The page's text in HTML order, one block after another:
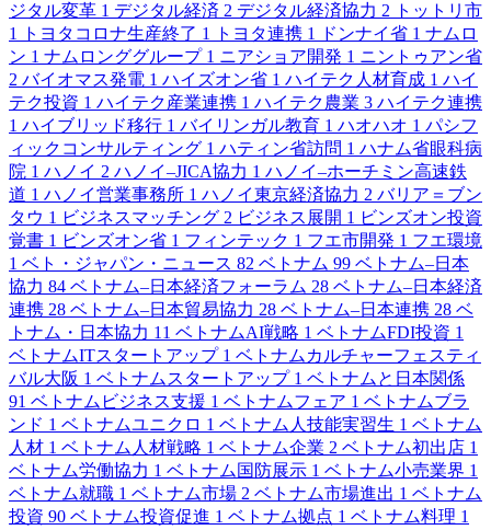
ジタル変革 1 デジタル経済 2 デジタル経済協力 2
トットリ市
1
トヨタコロナ生産終了 1 トヨタ連携 1 ドンナイ省 1 ナムロ
ン 1 ナムロンググループ 1 ニアショア開発 1 ニントゥアン省
2 バイオマス発電 1 ハイズオン省 1 ハイテク人材育成 1 ハイ
テク投資 1 ハイテク産業連携 1 ハイテク農業 3 ハイテク連携
1 ハイブリッド移行 1 バイリンガル教育 1 ハオハオ 1 パシフ
ィックコンサルティング 1 ハティン省訪問 1 ハナム省眼科病
院 1 ハノイ 2 ハノイ–JICA協力 1 ハノイ–ホーチミン高速鉄
道 1 ハノイ営業事務所 1 ハノイ東京経済協力 2 バリア＝ブン
タウ 1 ビジネスマッチング 2 ビジネス展開 1 ビンズオン投資
覚書 1 ビンズオン省 1 フィンテック 1 フエ市開発 1 フエ環境
1 ベト・ジャパン・ニュース 82 ベトナム 99 ベトナム–日本
協力 84 ベトナム–日本経済フォーラム 28 ベトナム–日本経済
連携 28 ベトナム–日本貿易協力 28 ベトナム–日本連携 28 ベ
トナム・日本協力 11 ベトナムAI戦略 1 ベトナムFDI投資 1
ベトナムITスタートアップ 1 ベトナムカルチャーフェスティ
バル大阪 1 ベトナムスタートアップ 1 ベトナムと日本関係
91 ベトナムビジネス支援 1 ベトナムフェア 1 ベトナムブラ
ンド 1 ベトナムユニクロ 1 ベトナム人技能実習生 1 ベトナム
人材 1 ベトナム人材戦略 1 ベトナム企業 2 ベトナム初出店 1
ベトナム労働協力 1 ベトナム国防展示 1 ベトナム小売業界 1
ベトナム就職 1 ベトナム市場 2 ベトナム市場進出 1 ベトナム
投資 90 ベトナム投資促進 1 ベトナム拠点 1 ベトナム料理 1